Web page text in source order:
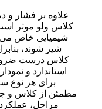
علاوه بر فشار و
کلاس ولو موثر
شیمیایی خاص می
شیر شوند،
کلاس درست
استاندارد و
برای هر نوع
مطمئن از کلاس و
مراحل،